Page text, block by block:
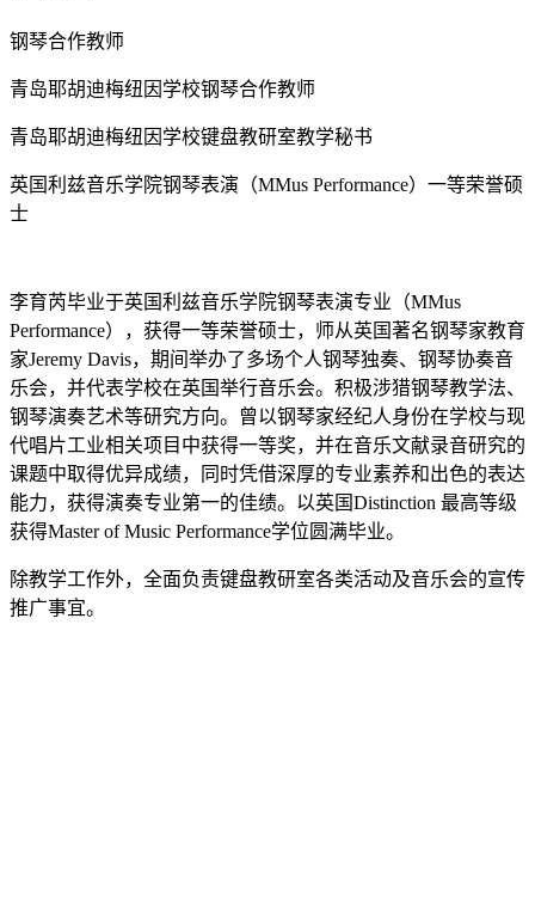
钢琴合作教师
青岛耶胡迪梅纽因学校钢琴合作教师
青岛耶胡迪梅纽因学校键盘教研室教学秘书
英国利兹音乐学院钢琴表演（MMus Performance）一等荣誉硕
士
李育芮毕业于英国利兹音乐学院钢琴表演专业（MMus
Performance），获得一等荣誉硕士，师从英国著名钢琴家教育
家Jeremy Davis，期间举办了多场个人钢琴独奏、钢琴协奏音
乐会，并代表学校在英国举行音乐会。积极涉猎钢琴教学法、
钢琴演奏艺术等研究方向。曾以钢琴家经纪人身份在学校与现
代唱片工业相关项目中获得一等奖，并在音乐文献录音研究的
课题中取得优异成绩，同时凭借深厚的专业素养和出色的表达
能力，获得演奏专业第一的佳绩。以英国Distinction 最高等级
获得Master of Music Performance学位圆满毕业。
除教学工作外，全面负责键盘教研室各类活动及音乐会的宣传
推广事宜。